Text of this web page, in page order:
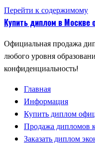
Перейти к содержимому
Купить диплом в Москве
Официальная продажа
любого уровня
конфиденциальность!
Главная
Информация
Купить диплом
Продажа дипломов
Заказать диплом